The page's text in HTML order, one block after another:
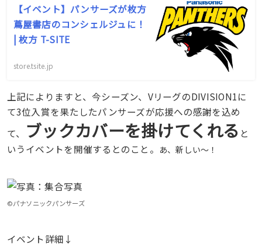
【イベント】パンサーズが枚方
蔦屋書店のコンシェルジュに！
| 枚方 T-SITE
store.tsite.jp
上記によりますと、今シーズン、VリーグのDIVISION1に
て3位入賞を果たしたパンサーズが応援への感謝を込め
て、
ブックカバーを掛けてくれる と
いうイベントを開催するとのこと。 あ、新しい〜！
©パナソニックパンサーズ
イベント詳細↓